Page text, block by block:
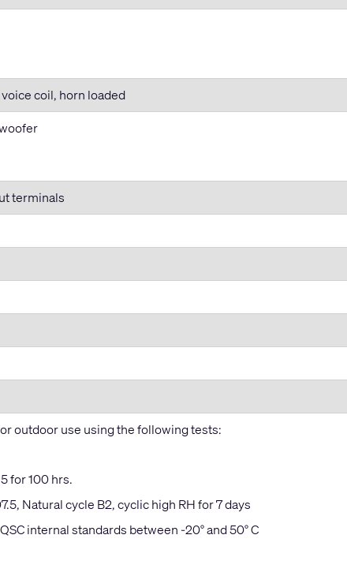
coil, horn loaded
terminals
outdoor use using the following tests:
for 100 hrs.
Natural cycle B2, cyclic high RH for 7 days
internal standards between -20° and 50° C